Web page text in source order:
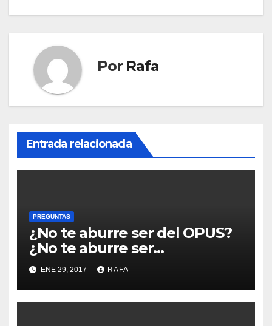
Por Rafa
Entrada relacionada
PREGUNTAS
¿No te aburre ser del OPUS?
¿No te aburre ser
independentista?
ENE 29, 2017 RAFA